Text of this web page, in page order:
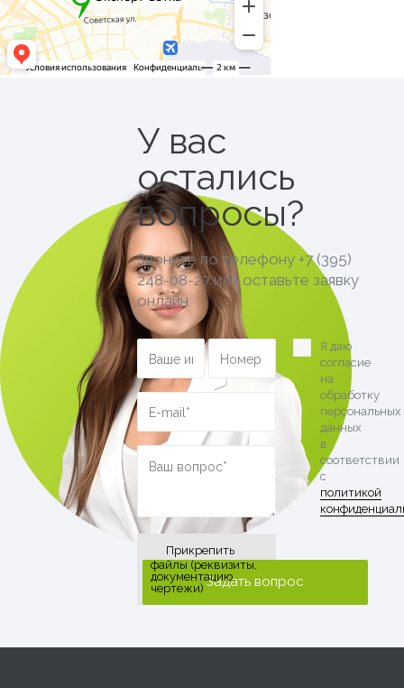
У вас
остались
вопросы?
Звоните по телефону +7 (395)
248-08-27или оставьте заявку
онлайн
Прикрепить
файлы (реквизиты,
документацию,
чертежи)
Я даю
согласие
на
обработку
персональных
данных
в
соответствии
с
политикой